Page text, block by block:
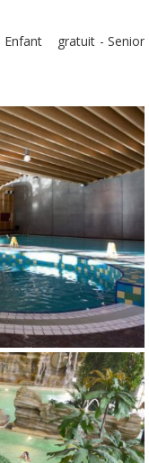
gratuit - Senior